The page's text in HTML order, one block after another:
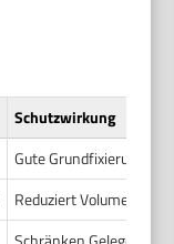
Schutzwirkung
Gute Grundfixierung.
Reduziert Volumen.